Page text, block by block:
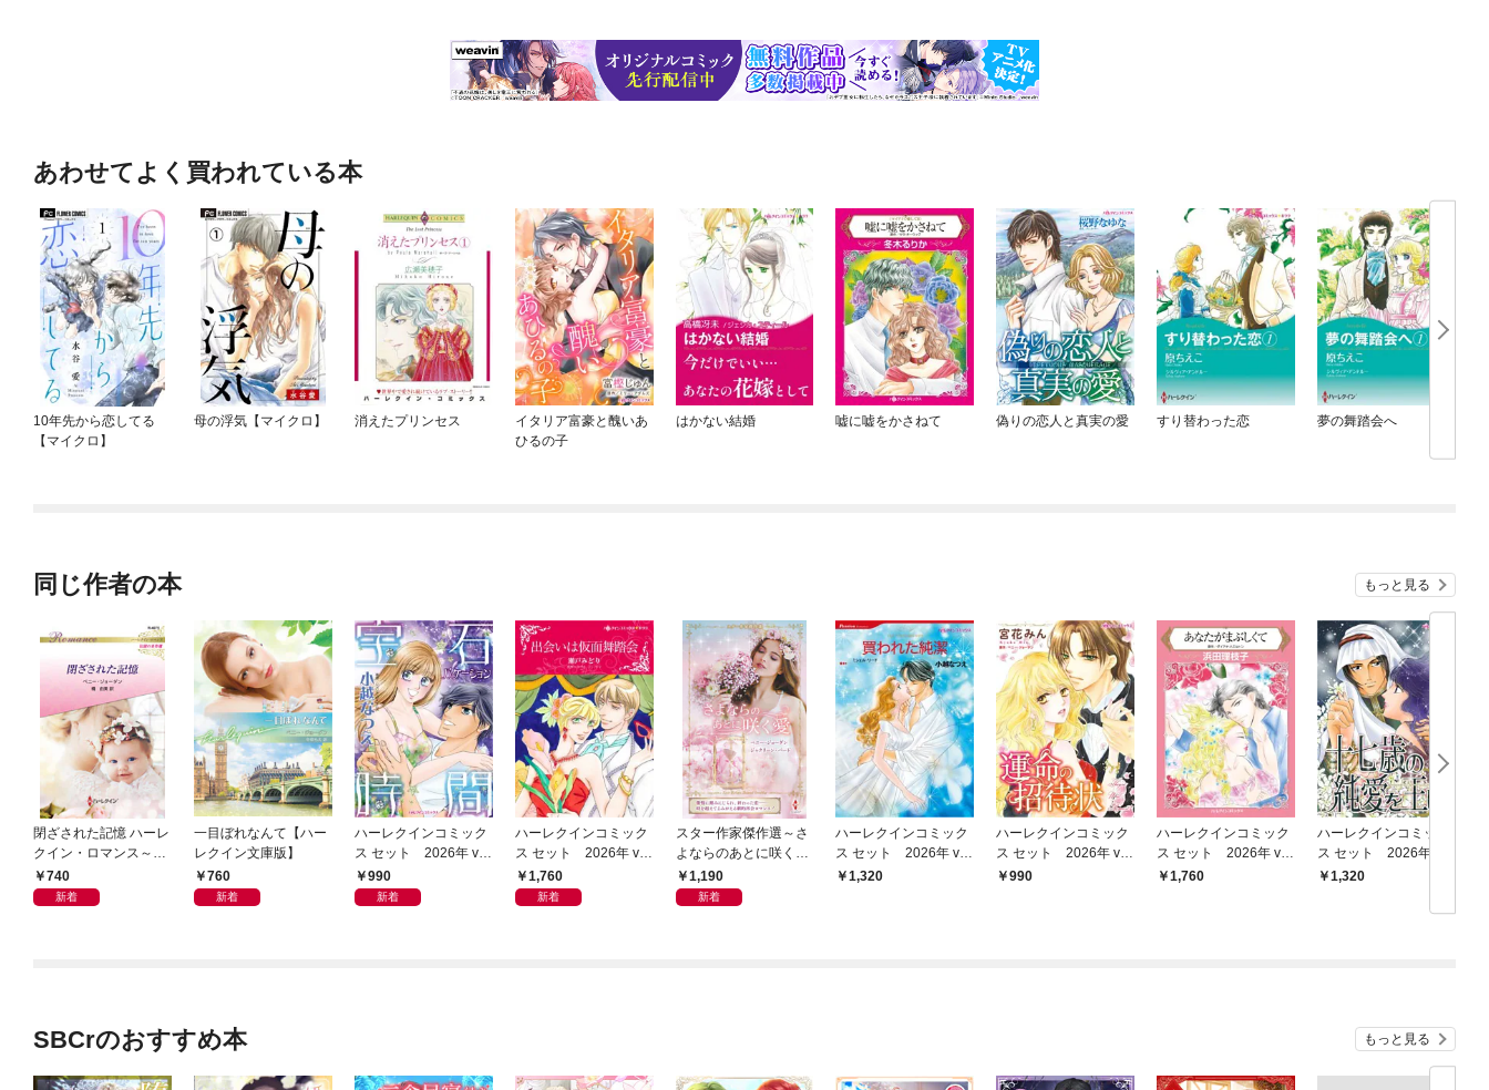
あわせてよく買われている本
10年先から恋してる
【マイクロ】
母の浮気【マイクロ】 消えたプリンセス
イタリア富豪と醜いあ
ひるの子
はかない結婚 嘘に嘘をかさねて 偽りの恋人と真実の愛 すり替わった恋 夢の舞踏会へ
同じ作者の本 もっと見る
閉ざされた記憶 ハーレ
クイン・ロマンス～伝
説の名作選～【ハーレ
クイン・ロマンス版】
740
新着
一目ぼれなんて【ハー
レクイン文庫版】
760
新着
ハーレクインコミック
ス セット 2026年 vo
l.952
990
新着
ハーレクインコミック
ス セット 2026年 vo
l.1076
1,760
新着
スター作家傑作選～さ
よならのあとに咲く愛
～1,190
新着
ハーレクインコミック
ス セット 2026年 vo
l.860
1,320
ハーレクインコミック
ス セット 2026年 vo
l.796
990
ハーレクインコミック
ス セット 2026年 vo
l.920
1,760
ハーレクインコミック
ス セット 2026年 vo
l.853
1,320
SBCrのおすすめ本 もっと見る